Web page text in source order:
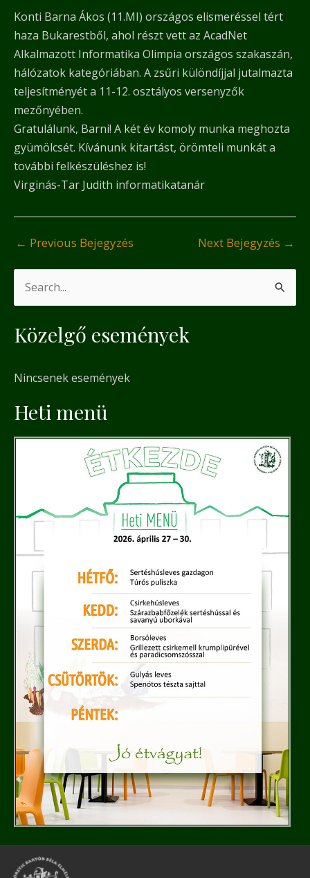
Konti Barna Ákos (11.MI) országos elismeréssel tért
haza Bukarestből, ahol részt vett az AcadNet
Alkalmazott Informatika Olimpia országos szakaszán,
hálózatok kategóriában. A zsűri különdíjjal jutalmazta
teljesítményét a 11-12. osztályos versenyzők
mezőnyében.
Gratulálunk, Barni! A két év komoly munka meghozta
gyümölcsét. Kívánunk kitartást, örömteli munkát a
további felkészüléshez is!
Virginás-Tar Judith informatikatanár
← Previous Bejegyzés Next Bejegyzés →
a
c
f
Közelgő események
Nincsenek események
Heti menü